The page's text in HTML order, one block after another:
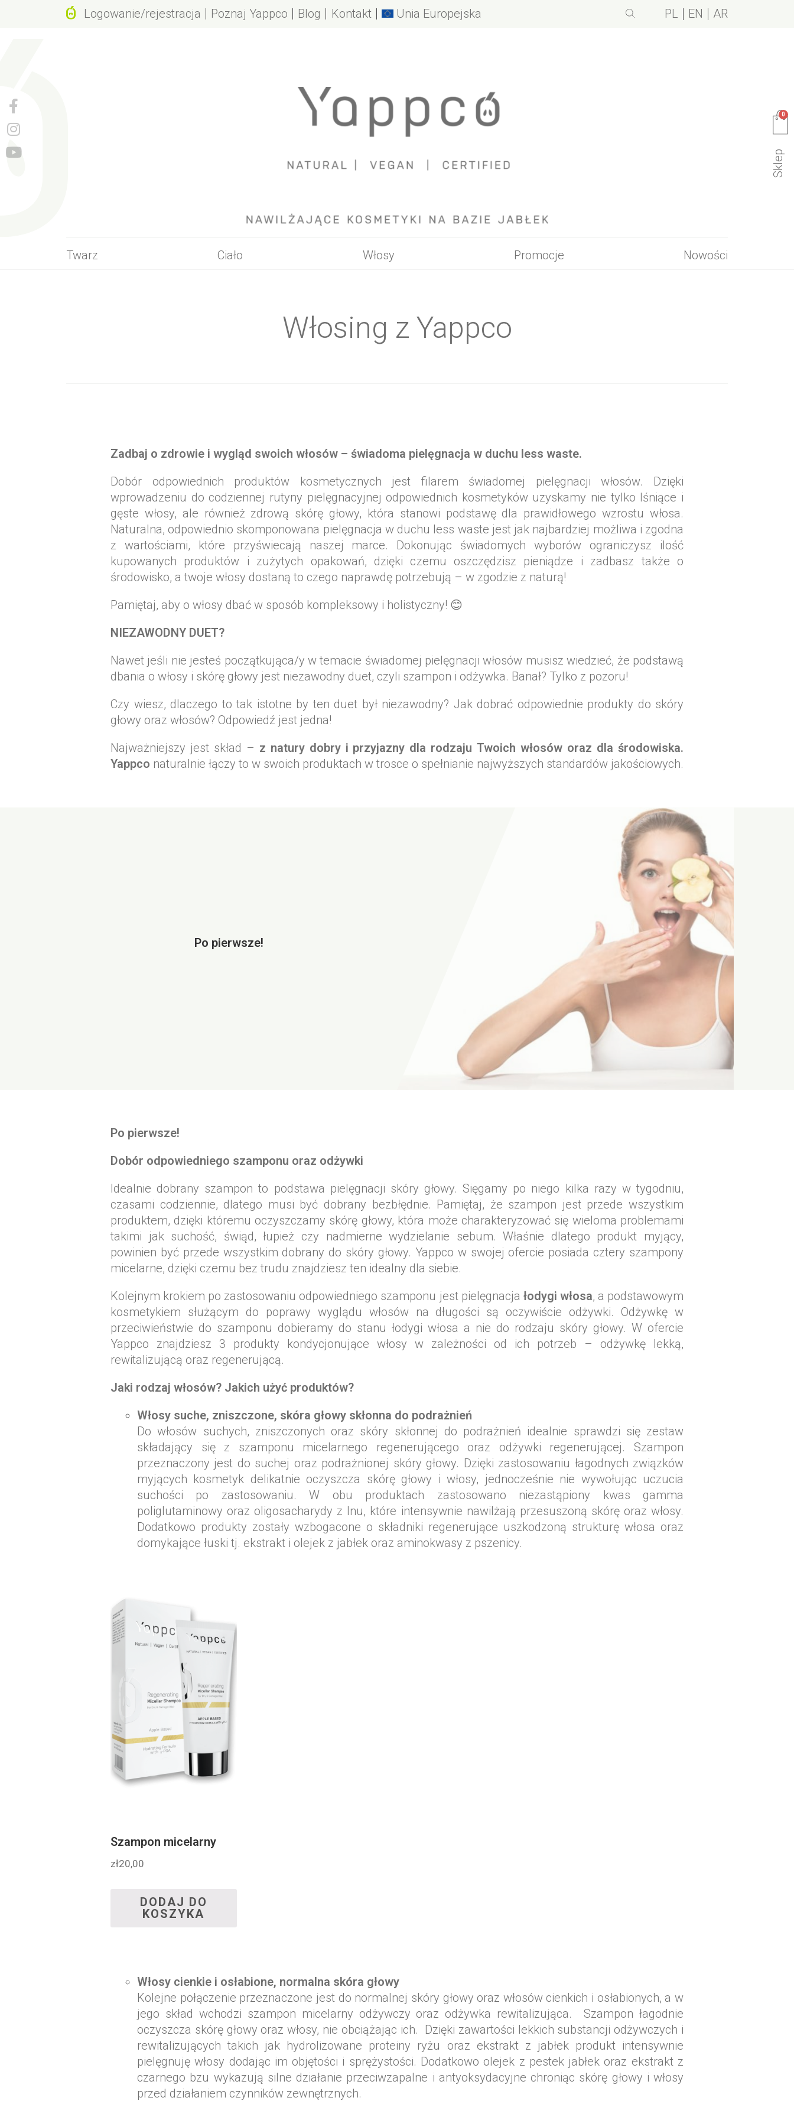
Logowanie/rejestracja
Poznaj Yappco
Naturalne opakowania
Tego nie używamy
Blog Kontakt Unia Europejska PL EN AR
Twarz Ciało Włosy Promocje Nowości
0
Sklep
Włosing z Yappco
Zadbaj o zdrowie i wygląd swoich włosów – świadoma pielęgnacja w duchu less waste.
Dobór odpowiednich produktów kosmetycznych jest filarem świadomej pielęgnacji włosów. Dzięki
wprowadzeniu do codziennej rutyny pielęgnacyjnej odpowiednich kosmetyków uzyskamy nie tylko lśniące i
gęste włosy, ale również zdrową skórę głowy, która stanowi podstawę dla prawidłowego wzrostu włosa.
Naturalna, odpowiednio skomponowana pielęgnacja w duchu less waste jest jak najbardziej możliwa i zgodna
z wartościami, które przyświecają naszej marce. Dokonując świadomych wyborów ograniczysz ilość
kupowanych produktów i zużytych opakowań, dzięki czemu oszczędzisz pieniądze i zadbasz także o
środowisko, a twoje włosy dostaną to czego naprawdę potrzebują – w zgodzie z naturą!
Pamiętaj, aby o włosy dbać w sposób kompleksowy i holistyczny! 😊
NIEZAWODNY DUET?
Nawet jeśli nie jesteś początkująca/y w temacie świadomej pielęgnacji włosów musisz wiedzieć, że podstawą
dbania o włosy i skórę głowy jest niezawodny duet, czyli szampon i odżywka. Banał? Tylko z pozoru!
Czy wiesz, dlaczego to tak istotne by ten duet był niezawodny? Jak dobrać odpowiednie produkty do skóry
głowy oraz włosów? Odpowiedź jest jedna!
Najważniejszy jest skład – z natury dobry i przyjazny dla rodzaju Twoich włosów oraz dla środowiska.
Yappco naturalnie łączy to w swoich produktach w trosce o spełnianie najwyższych standardów jakościowych.
Po pierwsze!
Po pierwsze!
Dobór odpowiedniego szamponu oraz odżywki
Idealnie dobrany szampon to podstawa pielęgnacji skóry głowy. Sięgamy po niego kilka razy w tygodniu,
czasami codziennie, dlatego musi być dobrany bezbłędnie. Pamiętaj, że szampon jest przede wszystkim
produktem, dzięki któremu oczyszczamy skórę głowy, która może charakteryzować się wieloma problemami
takimi jak suchość, świąd, łupież czy nadmierne wydzielanie sebum. Właśnie dlatego produkt myjący,
powinien być przede wszystkim dobrany do skóry głowy. Yappco w swojej ofercie posiada cztery szampony
micelarne, dzięki czemu bez trudu znajdziesz ten idealny dla siebie.
Kolejnym krokiem po zastosowaniu odpowiedniego szamponu jest pielęgnacja łodygi włosa, a podstawowym
kosmetykiem służącym do poprawy wyglądu włosów na długości są oczywiście odżywki. Odżywkę w
przeciwieństwie do szamponu dobieramy do stanu łodygi włosa a nie do rodzaju skóry głowy. W ofercie
Yappco znajdziesz 3 produkty kondycjonujące włosy w zależności od ich potrzeb – odżywkę lekką,
rewitalizującą oraz regenerującą.
Jaki rodzaj włosów? Jakich użyć produktów?
Włosy suche, zniszczone, skóra głowy skłonna do podrażnień
Do włosów suchych, zniszczonych oraz skóry skłonnej do podrażnień idealnie sprawdzi się zestaw
składający się z szamponu micelarnego regenerującego oraz odżywki regenerującej. Szampon
przeznaczony jest do suchej oraz podrażnionej skóry głowy. Dzięki zastosowaniu łagodnych związków
myjących kosmetyk delikatnie oczyszcza skórę głowy i włosy, jednocześnie nie wywołując uczucia
suchości po zastosowaniu. W obu produktach zastosowano niezastąpiony kwas gamma
poliglutaminowy oraz oligosacharydy z lnu, które intensywnie nawilżają przesuszoną skórę oraz włosy.
Dodatkowo produkty zostały wzbogacone o składniki regenerujące uszkodzoną strukturę włosa oraz
domykające łuski tj. ekstrakt i olejek z jabłek oraz aminokwasy z pszenicy.
Szampon micelarny
zł20,00
DODAJ DO
KOSZYKA
Włosy cienkie i osłabione, normalna skóra głowy
Kolejne połączenie przeznaczone jest do normalnej skóry głowy oraz włosów cienkich i osłabionych, a w
jego skład wchodzi szampon micelarny odżywczy oraz odżywka rewitalizująca. Szampon łagodnie
oczyszcza skórę głowy oraz włosy, nie obciążając ich. Dzięki zawartości lekkich substancji odżywczych i
rewitalizujących takich jak hydrolizowane proteiny ryżu oraz ekstrakt z jabłek produkt intensywnie
pielęgnuję włosy dodając im objętości i sprężystości. Dodatkowo olejek z pestek jabłek oraz ekstrakt z
czarnego bzu wykazują silne działanie przeciwzapalne i antyoksydacyjne chroniąc skórę głowy i włosy
przed działaniem czynników zewnętrznych.